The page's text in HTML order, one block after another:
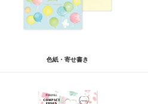
色紙・寄せ書き